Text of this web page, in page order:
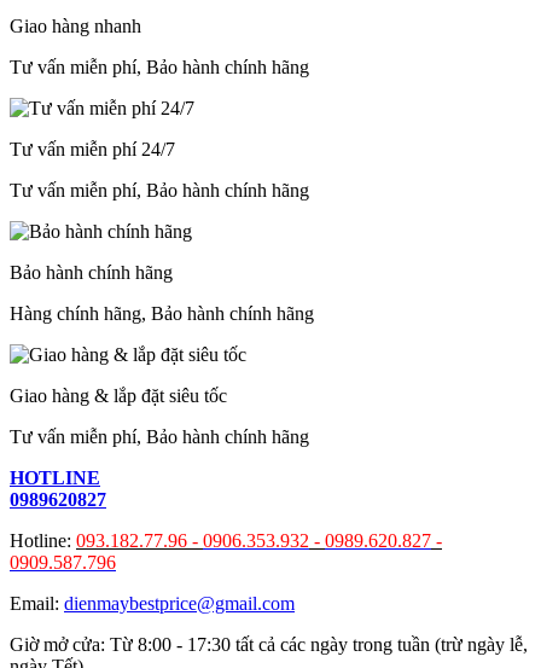
Giao hàng nhanh
Tư vấn miễn phí, Bảo hành chính hãng
Tư vấn miễn phí 24/7
Tư vấn miễn phí, Bảo hành chính hãng
Bảo hành chính hãng
Hàng chính hãng, Bảo hành chính hãng
Giao hàng & lắp đặt siêu tốc
Tư vấn miễn phí, Bảo hành chính hãng
HOTLINE
0989620827
Hotline: 093.182.77.96 - 0906.353.932 - 0989.620.827 -
0909.587.796
Email: dienmaybestprice@gmail.com
Giờ mở cửa: Từ 8:00 - 17:30 tất cả các ngày trong tuần (trừ ngày lễ,